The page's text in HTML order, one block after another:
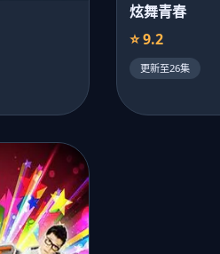
炫舞青春
⭐ 9.2
更新至26集